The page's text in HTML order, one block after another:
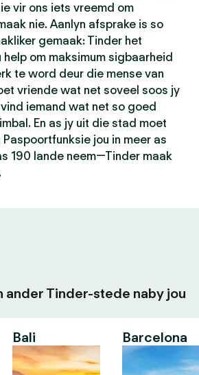
vir ons iets vreemd om
nie. Aanlyn afsprake is so
gemaak: Tinder het
help om maksimum sigbaarheid
te word deur die mense van
vriende wat net soveel soos jy
iemand wat net so goed
En as jy uit die stad moet
jou in meer as
190 lande neem—Tinder maak
ander Tinder-stede naby jou
Bali Barcelona